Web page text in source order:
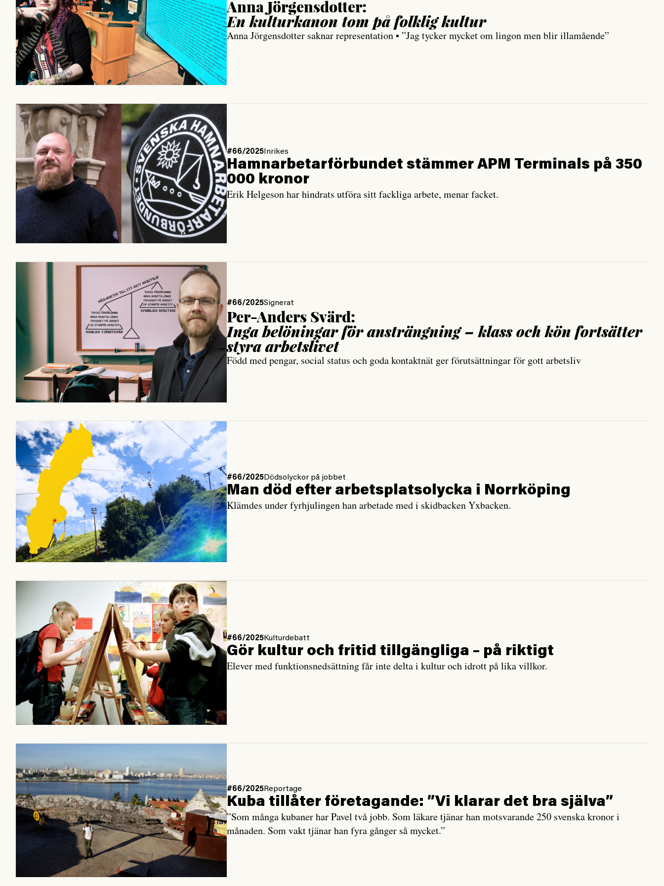
Anna Jörgensdotter:
En kultur­kanon tom på folklig kultur
Anna Jörgensdotter saknar representation • ”Jag tycker mycket om lingon men blir illamående”
#66/2025Inrikes
Hamnarbetar­förbundet stämmer APM Terminals på 350
000 kronor
Erik Helgeson har hindrats utföra sitt fackliga arbete, menar facket.
#66/2025Signerat
Per-Anders Svärd:
Inga belöningar för ansträngning – klass och kön fortsätter
styra arbetslivet
Född med pengar, social status och goda kontaktnät ger förutsättningar för gott arbetsliv
#66/2025Dödsolyckor på jobbet
Man död efter arbetsplatsolycka i Norrköping
Klämdes under fyrhjulingen han arbetade med i skidbacken Yxbacken.
#66/2025Kulturdebatt
Gör kultur och fritid tillgängliga – på riktigt
Elever med funktionsnedsättning får inte delta i kultur och idrott på lika villkor.
#66/2025Reportage
Kuba tillåter företagande: ”Vi klarar det bra själva”
”Som många kubaner har Pavel två jobb. Som läkare tjänar han motsvarande 250 svenska kronor i
månaden. Som vakt tjänar han fyra gånger så mycket.”